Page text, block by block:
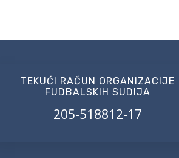
TEKUĆI RAČUN ORGANIZACIJE
FUDBALSKIH SUDIJA
205-518812-17